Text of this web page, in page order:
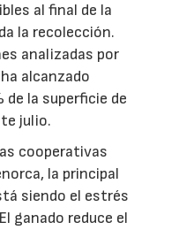
al final de la
la recolección.
analizadas por
alcanzado
la superficie de
julio.
cooperativas
la principal
siendo el estrés
ganado reduce el